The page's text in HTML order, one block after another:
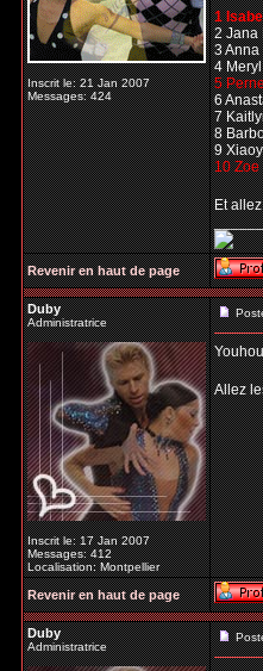
Inscrit le: 21 Jan 2007
Messages: 424
1
2 Jana
3 Anna
4
5
6
7
8
9
10 Zoe
Et
Revenir en haut de page
Duby
Administratrice
Inscrit le: 17 Jan 2007
Messages: 412
Localisation: Montpellier
Allez
Revenir en haut de page
Duby
Administratrice